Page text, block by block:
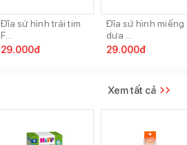
Đĩa sứ hình trái tim
F...
29.000đ
Đĩa sứ hình miếng
dưa ...
29.000đ
Xem tất cả